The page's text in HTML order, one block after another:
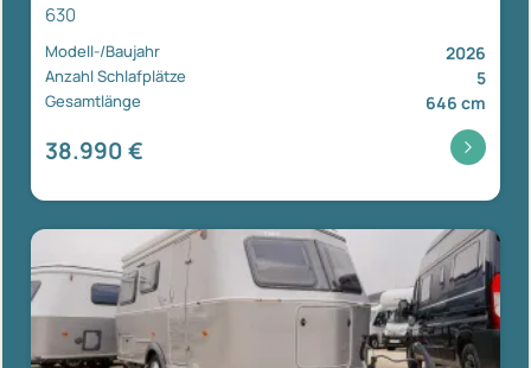
630
Modell-/Baujahr 2026
Anzahl Schlafplätze 5
Gesamtlänge 646 cm
38.990 €